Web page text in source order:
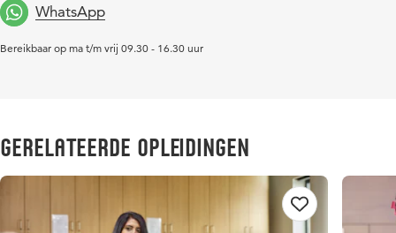
WhatsApp
Bereikbaar op ma t/m vrij 09.30 - 16.30 uur
Gerelateerde opleidingen